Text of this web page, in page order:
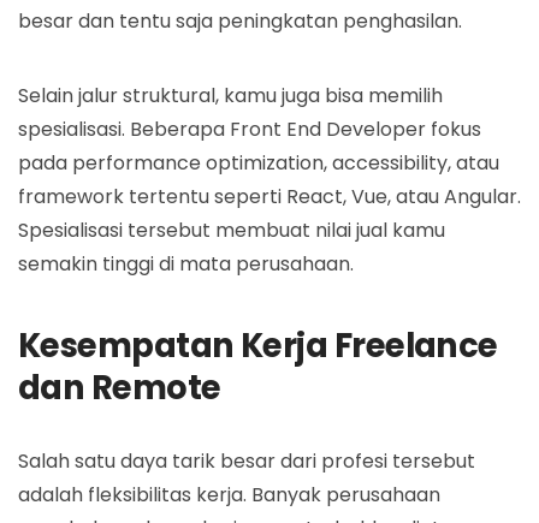
besar dan tentu saja peningkatan penghasilan.
Selain jalur struktural, kamu juga bisa memilih
spesialisasi. Beberapa Front End Developer fokus
pada performance optimization, accessibility, atau
framework tertentu seperti React, Vue, atau Angular.
Spesialisasi tersebut membuat nilai jual kamu
semakin tinggi di mata perusahaan.
Kesempatan Kerja Freelance
dan Remote
Salah satu daya tarik besar dari profesi tersebut
adalah fleksibilitas kerja. Banyak perusahaan